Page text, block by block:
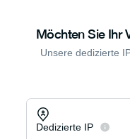
Möchten Sie Ihr
Unsere dedizierte
Dedizierte IP